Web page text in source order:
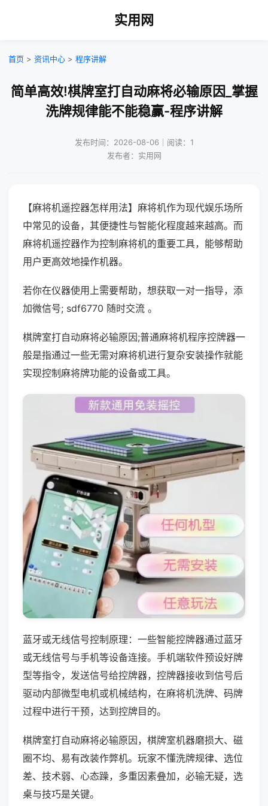
实用网
首页 > 资讯中心 > 程序讲解
简单高效!棋牌室打自动麻将必输原因_掌握
洗牌规律能不能稳赢-程序讲解
发布时间：2026-08-06｜阅读：1
发布者：实用网
【麻将机遥控器怎样用法】麻将机作为现代娱乐场所
中常见的设备，其便捷性与智能化程度越来越高。而
麻将机遥控器作为控制麻将机的重要工具，能够帮助
用户更高效地操作机器。
若你在仪器使用上需要帮助，想获取一对一指导，添
加微信号; sdf6770 随时交流 。
棋牌室打自动麻将必输原因;普通麻将机程序控牌器一
般是指通过一些无需对麻将机进行复杂安装操作就能
实现控制麻将牌功能的设备或工具。
蓝牙或无线信号控制原理：一些智能控牌器通过蓝牙
或无线信号与手机等设备连接。手机端软件预设好牌
型等指令，发送信号给控牌器，控牌器接收到信号后
驱动内部微型电机或机械结构，在麻将机洗牌、码牌
过程中进行干预，达到控牌目的。
棋牌室打自动麻将必输原因，棋牌室机器磨损大、磁
圈不均、易有改装作弊机。玩家不懂洗牌规律、选位
差、技术弱、心态躁，多重因素叠加，必输无疑，选
桌与技巧是关键。